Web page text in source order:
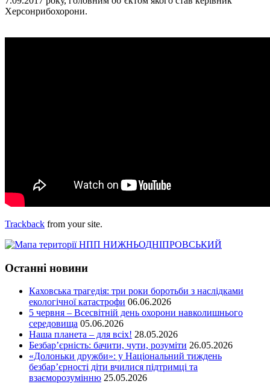
Херсонрибохорони.
Trackback from your site.
Останні новини
Каховська трагедія: три роки боротьби з наслідками
екологічної катастрофи 06.06.2026
5 червня – Всесвітній день охорони навколишнього
середовища 05.06.2026
Наша планета – для всіх! 28.05.2026
Безбар’єрність: бачити, чути, розуміти 26.05.2026
«Долоньки дружби»: у Національний тиждень
безбар’єрності діти вчилися підтримці та
взаєморозумінню 25.05.2026